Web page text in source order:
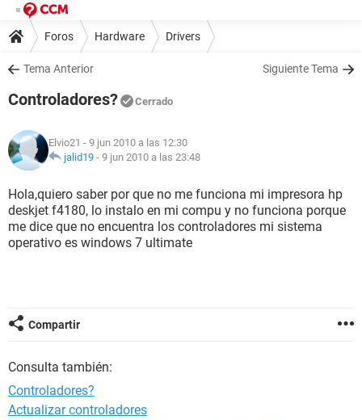
Foros Hardware Drivers
Tema Anterior Siguiente Tema
Controladores? Cerrado
Elvio21 - 9 jun 2010 a las 12:30
jalid19 - 9 jun 2010 a las 23:48
Hola,quiero saber por que no me funciona mi impresora hp
deskjet f4180, lo instalo en mi compu y no funciona porque
me dice que no encuentra los controladores mi sistema
operativo es windows 7 ultimate
Compartir
Consulta también:
Controladores?
Actualizar controladores